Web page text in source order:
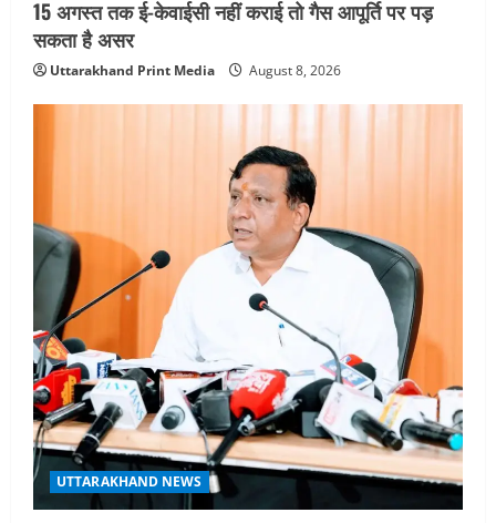
15 अगस्त तक ई-केवाईसी नहीं कराई तो गैस आपूर्ति पर पड़
सकता है असर
Uttarakhand Print Media August 8, 2026
UTTARAKHAND NEWS